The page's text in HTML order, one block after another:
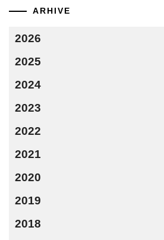
ARHIVE
2026
2025
2024
2023
2022
2021
2020
2019
2018